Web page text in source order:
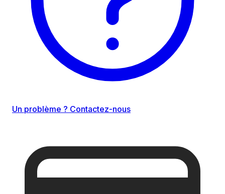
Un problème ? Contactez-nous